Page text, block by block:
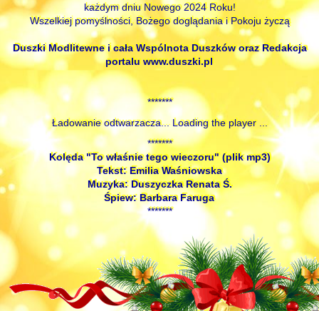
każdym dniu Nowego 2024 Roku!
Wszelkiej pomyślności, Bożego doglądania i Pokoju życzą
Duszki Modlitewne i cała Wspólnota Duszków oraz Redakcja
portalu www.duszki.pl
*******
Ładowanie odtwarzacza... Loading the player ...
*******
Kolęda "To właśnie tego wieczoru" (plik mp3)
Tekst: Emilia Waśniowska
Muzyka: Duszyczka Renata Ś.
Śpiew: Barbara Faruga
*******